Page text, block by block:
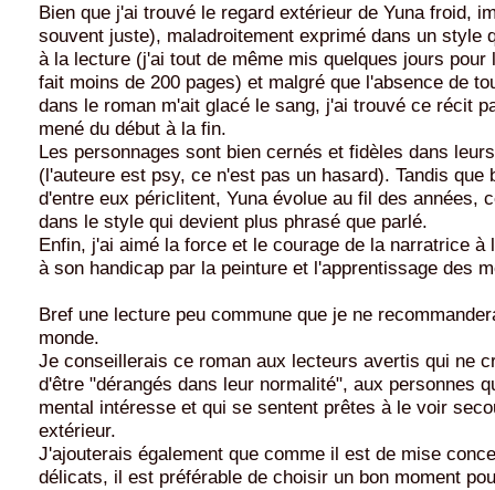
Bien que j'ai trouvé le regard extérieur de Yuna froid,
souvent juste), maladroitement exprimé dans un style
à la lecture (j'ai tout de même mis quelques jours pour
fait moins de 200 pages) et malgré que l'absence de
dans le roman m'ait glacé le sang, j'ai trouvé ce récit
mené du début à la fin.
Les personnages sont bien cernés et fidèles dans
(l'auteure est psy, ce n'est pas un hasard). Tandis que
d'entre eux périclitent, Yuna évolue au fil des années,
dans le style qui devient plus phrasé que parlé.
Enfin, j'ai aimé la force et le courage de la narratrice à
à son handicap par la peinture et l'apprentissage des
Bref une lecture peu commune que je ne
monde.
Je conseillerais ce roman aux lecteurs avertis qui ne
d'être "dérangés dans leur normalité", aux personnes
mental intéresse et qui se sentent prêtes à le voir
extérieur.
J'ajouterais également que comme il est de mise
délicats, il est préférable de choisir un bon moment